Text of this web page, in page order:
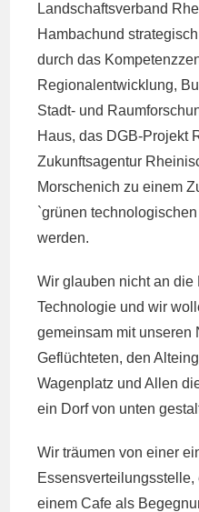
Landschaftsverband
Hambachund
durch das
Regionalentwicklung,
Stadt- und
Haus, das DGB-Projekt
Zukunftsagentur
Morschenich zu einem
`grünen
werden.
Wir glauben nicht an die
Technologie und wir
gemeinsam mit unseren
Geflüchteten, den
Wagenplatz und Allen
ein Dorf von unten
Wir träumen von einer
einem Cafe als